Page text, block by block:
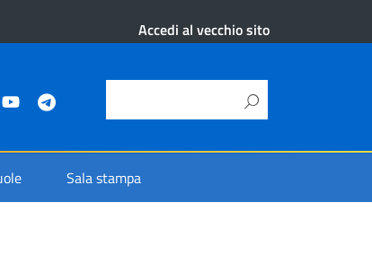
Accedi al vecchio sito
Sala stampa